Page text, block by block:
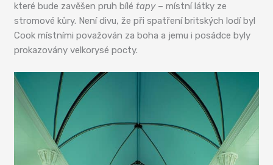
které bude zavěšen pruh bílé tapy– místní látky ze
stromové kůry. Není divu, že při spatření britských lodí byl
Cook místními považován za boha a jemu i posádce byly
prokazovány velkorysé pocty.